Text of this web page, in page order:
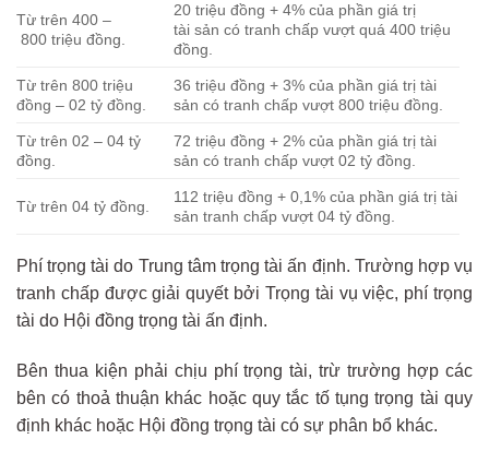
Từ trên 400 –
800 triệu đồng.
20 triệu đồng + 4% của phần giá trị
tài sản có tranh chấp vượt quá 400 triệu
đồng.
Từ trên 800 triệu
đồng – 02 tỷ đồng.
36 triệu đồng + 3% của phần giá trị tài
sản có tranh chấp vượt 800 triệu đồng.
Từ trên 02 – 04 tỷ
đồng.
72 triệu đồng + 2% của phần giá trị tài
sản có tranh chấp vượt 02 tỷ đồng.
Từ trên 04 tỷ đồng.
112 triệu đồng + 0,1% của phần giá trị tài
sản tranh chấp vượt 04 tỷ đồng.
Phí trọng tài do Trung tâm trọng tài ấn định. Trường hợp vụ
tranh chấp được giải quyết bởi Trọng tài vụ việc, phí trọng
tài do Hội đồng trọng tài ấn định.
Bên thua kiện phải chịu phí trọng tài, trừ trường hợp các
bên có thoả thuận khác hoặc quy tắc tố tụng trọng tài quy
định khác hoặc Hội đồng trọng tài có sự phân bổ khác.